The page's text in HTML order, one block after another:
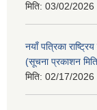
मिति: 03/02/2026
नयाँ पत्रिका
(सूचना प्रकाशन
मिति: 02/17/2026